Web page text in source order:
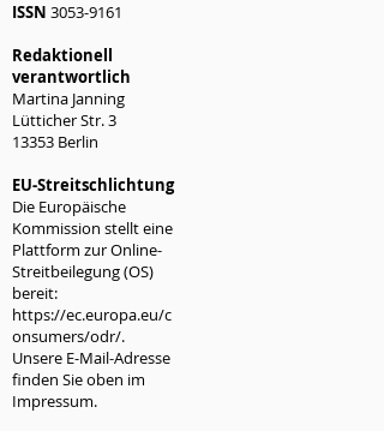
​ISSN 3053-9161
Redaktionell
verantwortlich
Martina Janning
Lütticher Str. 3
13353 Berlin
EU-Streitschlichtung
Die Europäische
Kommission stellt eine
Plattform zur Online-
Streitbeilegung (OS)
bereit:
https://ec.europa.eu/c
onsumers/odr/.
Unsere E-Mail-Adresse
finden Sie oben im
Impressum.